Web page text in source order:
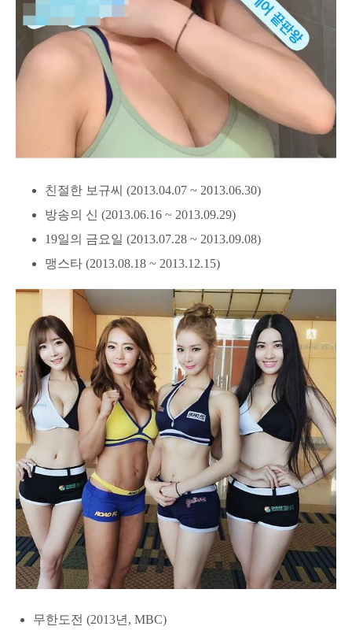
친절한 보규씨 (2013.04.07 ~ 2013.06.30)
방송의 신 (2013.06.16 ~ 2013.09.29)
19일의 금요일 (2013.07.28 ~ 2013.09.08)
맹스타 (2013.08.18 ~ 2013.12.15)
무한도전 (2013년, MBC)